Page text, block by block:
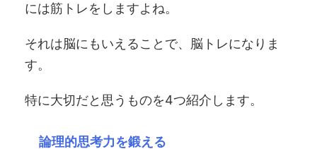
には筋トレをしますよね。
それは脳にもいえることで、脳トレになりま
す。
特に大切だと思うものを4つ紹介します。
論理的思考力を鍛える